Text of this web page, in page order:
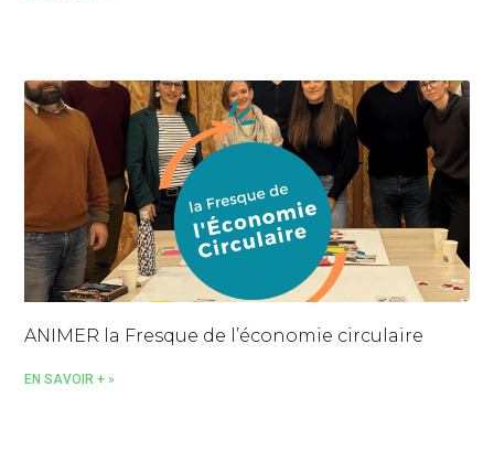
ANIMER la Fresque de l’économie circulaire
EN SAVOIR + »